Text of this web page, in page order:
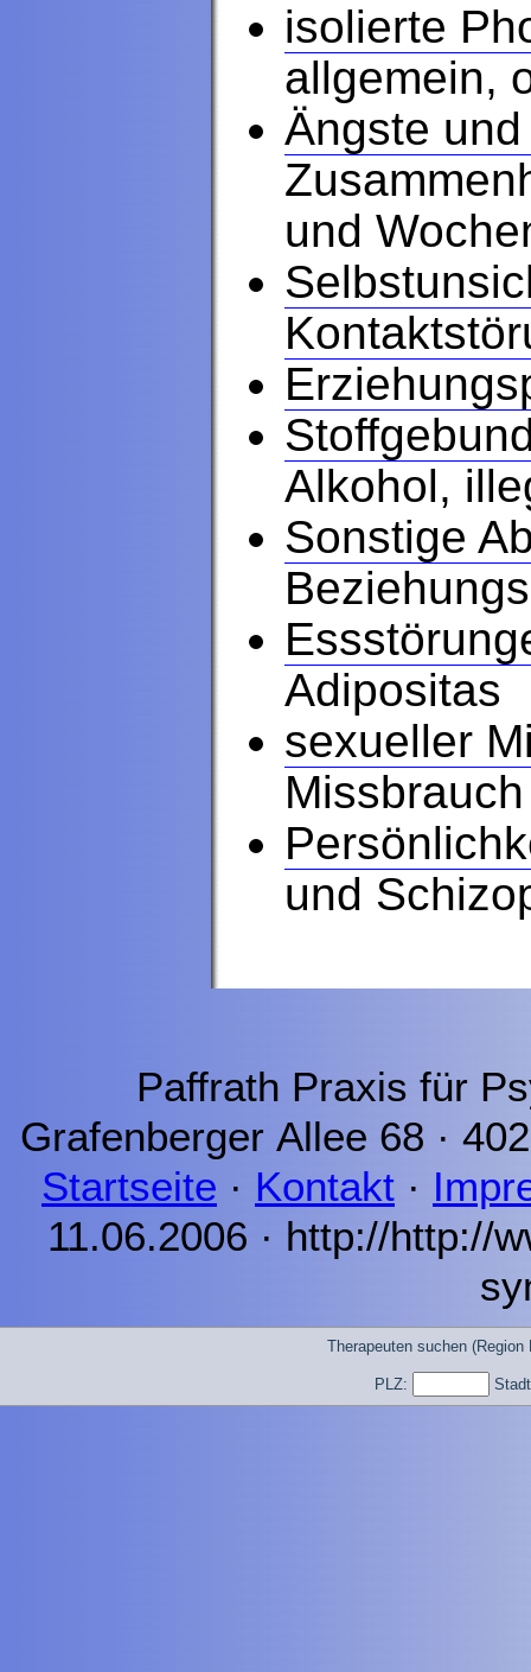
isolierte
allgemein,
Ängste
und
Alkohol,
Sonstige
Adipositas
sexueller
und
Paffrath Praxis für
Grafenberger Allee 68 ·
Startseite · Kontakt ·
11.06.2006 · http://http://
Therapeuten suchen
PLZ: